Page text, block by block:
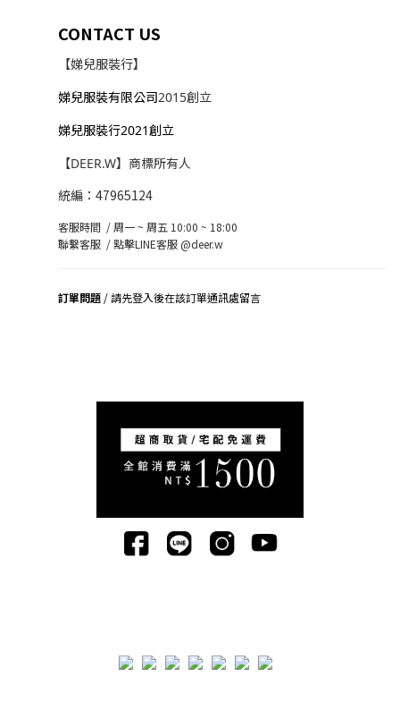
CONTACT US
【娣兒服裝行】
娣兒服裝有限公司2015創立
娣兒服裝行2021創立
【DEER.W】商標所有人
統編：47965124
客服時間 / 周一 ~ 周五 10:00 ~ 18:00
聯繫客服 /點擊LINE客服 @deer.w
訂單問題 / 請先登入後在該訂單通訊處留言